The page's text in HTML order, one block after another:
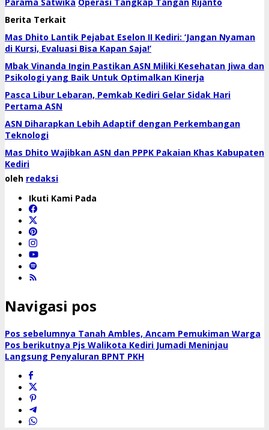
Berita Terkait
​Mas Dhito Lantik Pejabat Eselon II Kediri: ‘Jangan Nyaman
di Kursi, Evaluasi Bisa Kapan Saja!’
Mbak Vinanda Ingin Pastikan ASN Miliki Kesehatan Jiwa dan
Psikologi yang Baik Untuk Optimalkan Kinerja
Pasca Libur Lebaran, Pemkab Kediri Gelar Sidak Hari
Pertama ASN
ASN Diharapkan Lebih Adaptif dengan Perkembangan
Teknologi
Mas Dhito Wajibkan ASN dan PPPK Pakaian Khas Kabupaten
Kediri
oleh redaksi
Ikuti Kami Pada
Navigasi pos
Pos sebelumnya Tanah Ambles, Ancam Pemukiman Warga
Pos berikutnya Pjs Walikota Kediri Jumadi Meninjau
Langsung Penyaluran BPNT PKH